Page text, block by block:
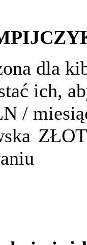
dla
ich,
/